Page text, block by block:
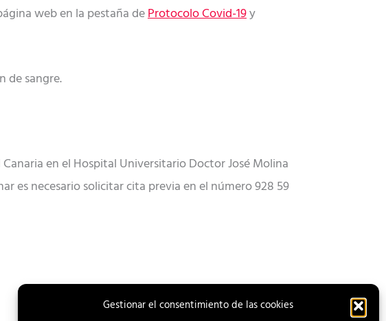
Gestionar el consentimiento de las cookies
web en la pestaña deProtocolo Covid-19y
de sangre.
en el Hospital Universitario Doctor José Molina
es necesario solicitar cita previa en el número 928 59